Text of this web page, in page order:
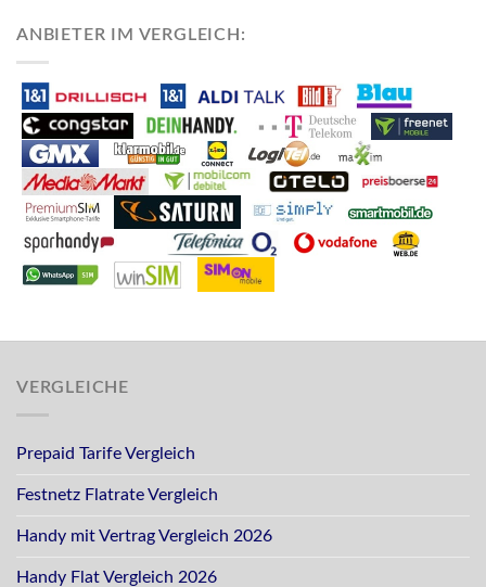
ANBIETER IM VERGLEICH:
VERGLEICHE
Prepaid Tarife Vergleich
Festnetz Flatrate Vergleich
Handy mit Vertrag Vergleich 2026
Handy Flat Vergleich 2026